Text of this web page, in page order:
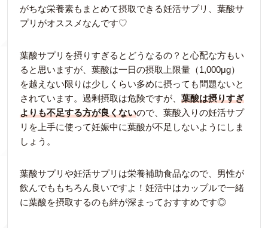
がちな栄養素もまとめて摂取できる妊活サプリ、葉酸サ
プリがオススメなんです♡
葉酸サプリを摂りすぎるとどうなるの？と心配な方もい
ると思いますが、葉酸は一日の摂取上限量（1,000μg）
を越えない限りは少しくらい多めに摂っても問題ないと
されています。過剰摂取は危険ですが、 葉酸は摂りすぎ
よりも不足する方が良くないので、葉酸入りの妊活サプ
リを上手に使って妊娠中に葉酸が不足しないようにしま
しょう。
葉酸サプリや妊活サプリは栄養補助食品なので、男性が
飲んでももちろん良いですよ！妊活中はカップルで一緒
に葉酸を摂取するのも絆が深まっておすすめです◎